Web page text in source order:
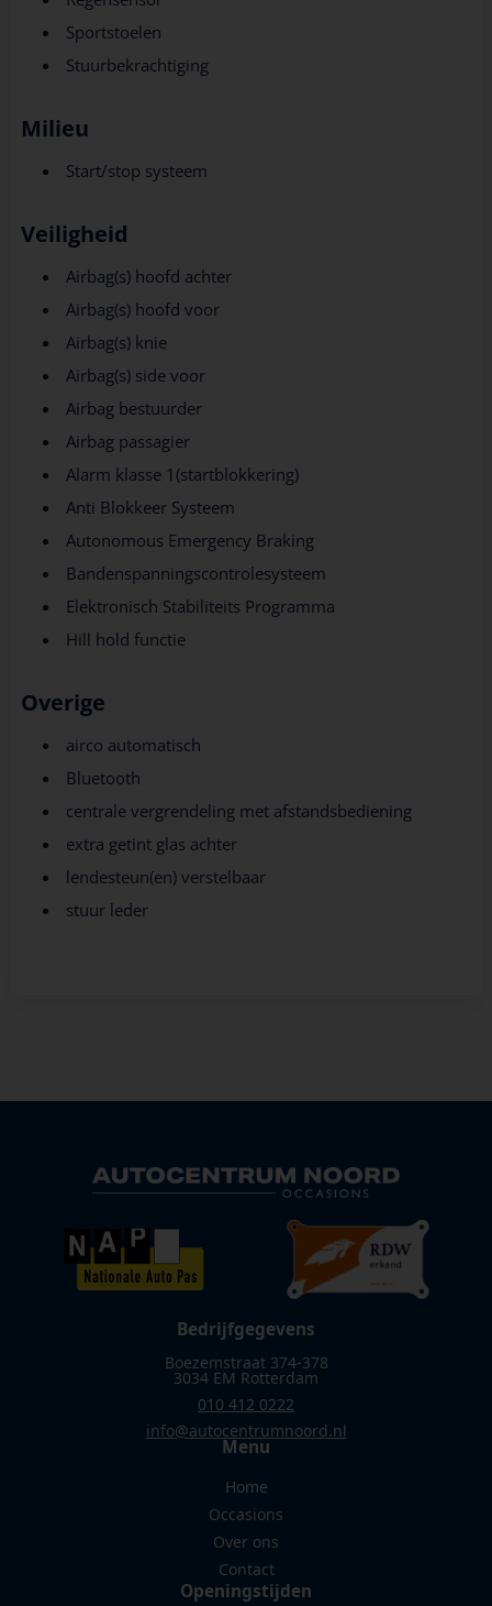
Sportstoelen
Stuurbekrachtiging
Milieu
Start/stop systeem
Veiligheid
Airbag(s) hoofd achter
Airbag(s) hoofd voor
Airbag(s) knie
Airbag(s) side voor
Airbag bestuurder
Airbag passagier
Alarm klasse 1(startblokkering)
Anti Blokkeer Systeem
Autonomous Emergency Braking
Bandenspanningscontrolesysteem
Elektronisch Stabiliteits Programma
Hill hold functie
Overige
airco automatisch
Bluetooth
centrale vergrendeling met afstandsbediening
extra getint glas achter
lendesteun(en) verstelbaar
stuur leder
Bedrijfgegevens
Boezemstraat 374-378
3034 EM Rotterdam
010 412 0222
info@autocentrumnoord.nl
Menu
Home
Occasions
Over ons
Contact
Openingstijden